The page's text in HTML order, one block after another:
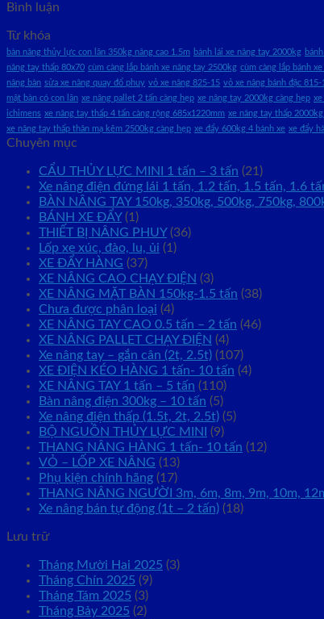
Bình luận
Từ khóa
bàn nâng thủy lực con lăn 350kg nâng cao 1.5m bánh lái xe nâng tay 2000kg
nâng tay thấp 80x70 cùm càng lắp bánh xe nâng tay 2500kg cùm càng lắp bánh
nâng bàn sửa xe nâng quay đổ phuy vỏ xe nâng 825-15 vỏ xe nâng bánh đặc 815-
mặt bàn có con lăn xe nâng pallet 2 tấn càng hẹp xe nâng tay 2000kg càng hẹp xe
ichimens xe nâng tay thấp 4 tấn càng rộng 685x1220mm xe nâng tay thấp
xe nâng tay thấp thân mạ kẽm 2500kg càng hẹp xe đẩy 600kg 4 bánh xe xe đẩy
Chuyên mục
CẨU THỦY LỰC MINI 1 tấn – 3 tấn (21)
Xe nâng điện đứng lái 1 tấn, 1.2 tấn, 1.5 tấn, 1.6
BÀN NÂNG TAY 150kg, 350kg, 500kg, 750kg,
BÁNH XE ĐẨY(1)
THIẾT BỊ NÂNG PHUY(36)
Lốp xe xúc, đào, lu, ủi (1)
XE ĐẨY HÀNG (37)
XE NÂNG CAO CHẠY ĐIỆN (3)
XE NÂNG MẶT BÀN 150kg-1.5 tấn (38)
Chưa được phân loại (4)
XE NÂNG TAY CAO 0.5 tấn – 2 tấn (46)
XE NÂNG PALLET CHẠY ĐIỆN (4)
Xe nâng tay – gắn cân (2t, 2.5t) (107)
XE ĐIỆN KÉO HÀNG 1 tấn- 10 tấn (4)
XE NÂNG TAY 1 tấn – 5 tấn (110)
Bàn nâng điện 300kg – 10 tấn (5)
Xe nâng điện thấp (1.5t, 2t, 2.5t) (5)
BỘ NGUỒN THỦY LỰC MINI
(9)
THANG NÂNG HÀNG 1 tấn- 10 tấn (12)
VỎ – LỐP XE NÂNG (13)
Phụ kiện chính hãng (17)
THANG NÂNG NGƯỜI 3m, 6m, 8m, 9m, 10m,
Xe nâng bán tự động (1t – 2 tấn) (18)
Lưu trữ
Tháng Mười Hai 2025 (3)
Tháng Chín 2025 (9)
Tháng Tám 2025 (3)
Tháng Bảy 2025 (2)